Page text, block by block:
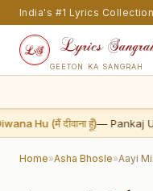
India's #1 Lyrics
GEETON KA SANGRAH
Hu (मैं दीवाना हूँ)— Pankaj
Home»Asha Bhosle»Aayi